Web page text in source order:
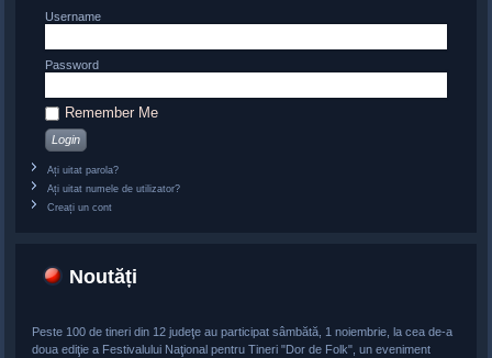
Username
Password
Remember Me
Ați uitat parola?
Ați uitat numele de utilizator?
Creați un cont
Noutăți
Peste 100 de tineri din 12 judeţe au participat sâmbătă, 1 noiembrie, la cea de-a
doua ediţie a Festivalului Naţional pentru Tineri "Dor de Folk", un eveniment